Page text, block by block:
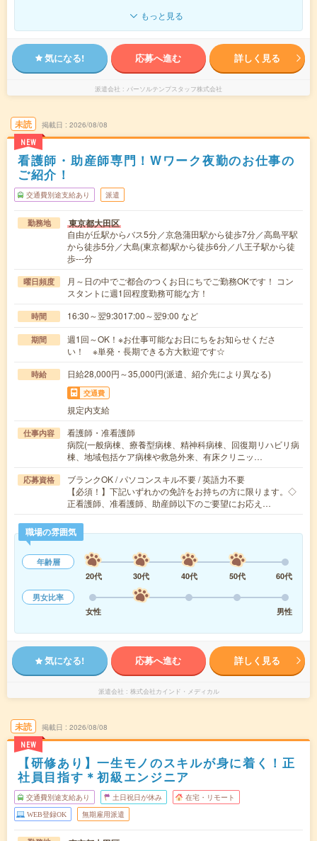
もっと見る
気になる! 応募へ進む 詳しく見る
派遣会社 パーソルテンプスタッフ株式会社
未読
NEW
掲載日 2026/08/08
看護師・助産師専門！Wワーク夜勤のお仕事の
ご紹介！
交通費別途支給あり 派遣
勤務地 東京都大田区
自由が丘駅からバス5分／京急蒲田駅から徒歩7分／高島平駅
から徒歩5分／大島(東京都)駅から徒歩6分／八王子駅から徒
歩---分
曜日頻度
月～日の中でご都合のつくお日にちでご勤務OKです！ コン
スタントに週1回程度勤務可能な方！
時間 16:30～翌9:3017:00～翌9:00 など
期間
週1回～OK！※お仕事可能なお日にちをお知らせくださ
い！ ※単発・長期できる方大歓迎です☆
時給 日給28,000円～35,000円(派遣、紹介先により異なる)
交通費
規定内支給
仕事内容
看護師・准看護師
病院(一般病棟、療養型病棟、精神科病棟、回復期リハビリ病
棟、地域包括ケア病棟や救急外来、有床クリニッ…
応募資格
ブランクOK / パソコンスキル不要 / 英語力不要
【必須！】下記いずれかの免許をお持ちの方に限ります。◇
正看護師、准看護師、助産師以下のご要望にお応え…
職場の雰囲気
年齢層
20代
30代 40代 50代
60代
男女比率
女性
男性
気になる! 応募へ進む 詳しく見る
派遣会社 株式会社カインド・メディカル
未読
NEW
掲載日 2026/08/08
【研修あり】一生モノのスキルが身に着く！正
社員目指す＊初級エンジニア
交通費別途支給あり 土日祝日が休み 在宅・リモート
WEB登録OK 無期雇用派遣